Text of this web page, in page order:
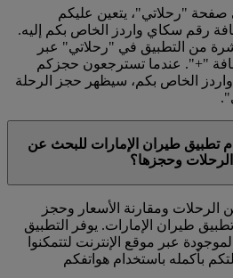
صفحة "رحلاتي"، يتعين عليكم
رقم سكاي واردز الخاص بكم إليه.
من التطبيق في "رحلاتي" عبر
"+". عندما تسترجعون حجزكم
الخاص بكم، سيظهر حجز الرحلة
تطبيق طيران الإمارات للبحث عن
الرحلات وحجزها؟
الرحلات ومقارنة الأسعار وحجز
طيران الإمارات. يوفر التطبيق
عبر موقع الإنترنت لتتمكنوا
بأكمله باستخدام هواتفكم